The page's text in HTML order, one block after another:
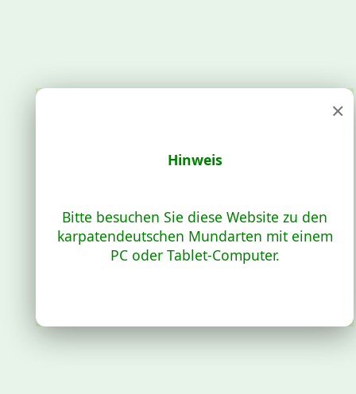
×
Hinweis
Bitte besuchen Sie diese Website zu den
karpatendeutschen Mundarten mit einem
PC oder Tablet-Computer.